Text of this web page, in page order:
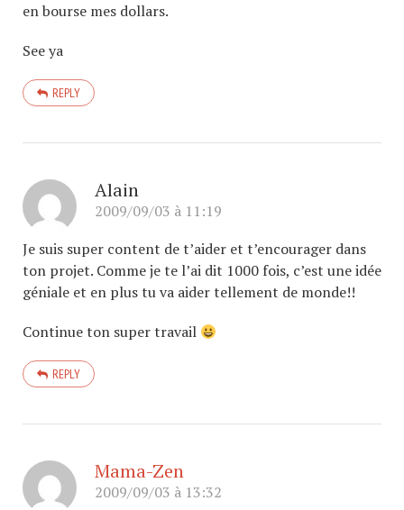
en bourse mes dollars.
See ya
REPLY
Alain
2009/09/03 à 11:19
Je suis super content de t’aider et t’encourager dans
ton projet. Comme je te l’ai dit 1000 fois, c’est une idée
géniale et en plus tu va aider tellement de monde!!
Continue ton super travail
REPLY
Mama-Zen
2009/09/03 à 13:32